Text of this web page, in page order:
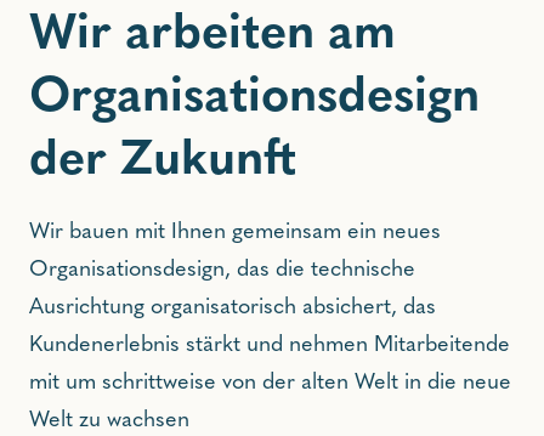
Wir arbeiten am
Organisationsdesign
der Zukunft
Wir bauen mit Ihnen gemeinsam ein neues
Organisationsdesign, das die technische
Ausrichtung organisatorisch absichert, das
Kundenerlebnis stärkt und nehmen Mitarbeitende
mit um schrittweise von der alten Welt in die neue
Welt zu wachsen